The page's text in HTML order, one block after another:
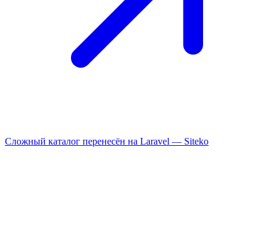
Сложный каталог перенесён на Laravel — Siteko